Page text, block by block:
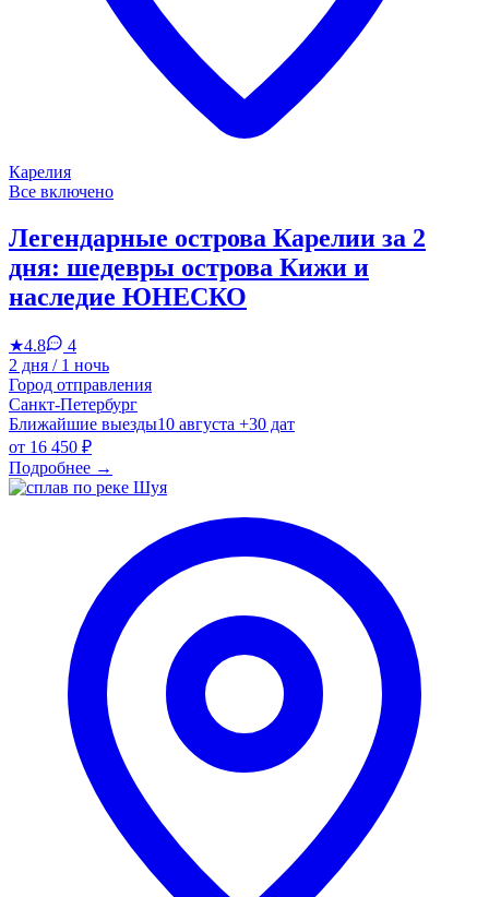
Карелия
Все включено
Легендарные острова Карелии за 2
дня: шедевры острова Кижи и
наследие ЮНЕСКО
★4.8
4
2 дня / 1 ночь
Город отправления
Санкт-Петербург
Ближайшие выезды10 августа +30 дат
от 16 450 ₽
Подробнее →